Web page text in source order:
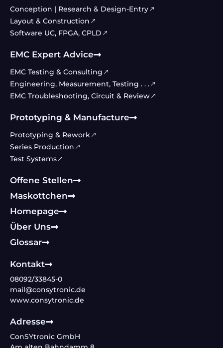
Conception | Research & Design-Entry
Layout & Construction
Software UC, FPGA, CPLD
EMC Expert Advice
EMC Testing & Consulting
Engineering, Measurement, Testing . . .
EMC Troubleshooting, Circuit & Review
Prototyping & Manufacture
Prototyping & Rework
Series Production
Test Systems
Offene Stellen
Maskottchen
Homepage
Über Uns
Glossar
Kontakt
08092/33845-0
mail@consytronic.de
www.consytronic.de
Adresse
ConSYtronic GmbH